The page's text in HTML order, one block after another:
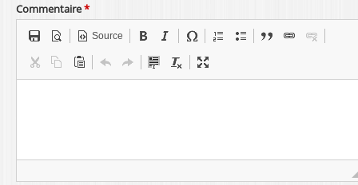
Commentaire*
Source